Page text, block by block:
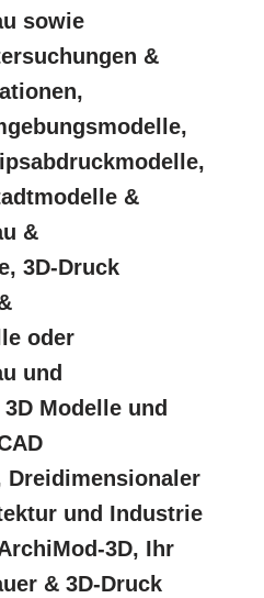
sowie
&
&
&
3D-Druck
oder
und
Modelle und
und Industrie
3D, Ihr
& 3D-Druck